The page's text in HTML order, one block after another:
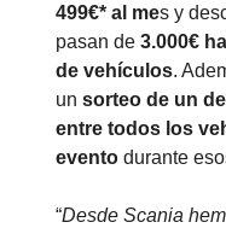
499€* al mes y
pasan de 3.000€
de vehículos.
un sorteo de un
entre todos los
evento durante
“Desde Scania